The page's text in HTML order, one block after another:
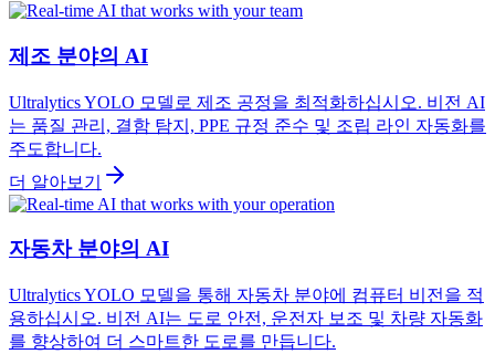
제조 분야의 AI
Ultralytics YOLO 모델로 제조 공정을 최적화하십시오. 비전 AI
는 품질 관리, 결함 탐지, PPE 규정 준수 및 조립 라인 자동화를
주도합니다.
더 알아보기
자동차 분야의 AI
Ultralytics YOLO 모델을 통해 자동차 분야에 컴퓨터 비전을 적
용하십시오. 비전 AI는 도로 안전, 운전자 보조 및 차량 자동화
를 향상하여 더 스마트한 도로를 만듭니다.